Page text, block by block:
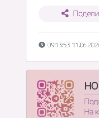
09:13:53
На